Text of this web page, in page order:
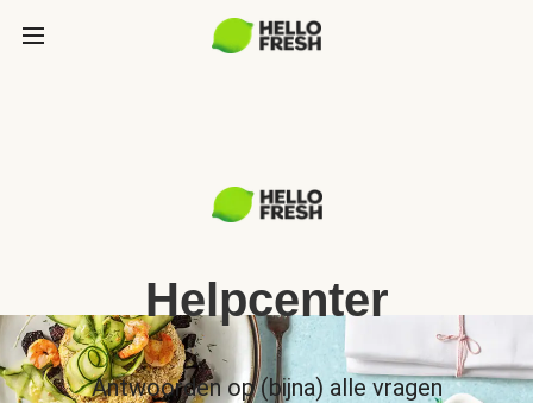
Helpcenter
Antwoorden op (bijna) alle vragen